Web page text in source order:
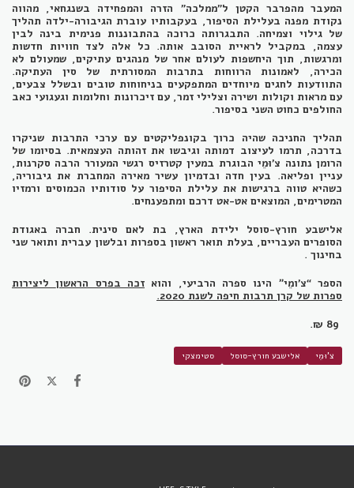
המעבר מהפרבר הקטן ל"ממלכה" הזרה והמפחידה בשנגחאי, מהווה
נקודת מפנה בעלילת הסיפור, בעקבותיו עוברת הגיבורה-ילדה תהליך
של גילוי וצמיחה. התבגרותה כרוכה בהתבוננות פנימית בינה לבין
עצמה, במקביל לראיית הסובב אותה. כל אלה לצד חוויות חדשות
ומרגשות, תוך היחשפות לעולם אחר של מנהגים עתיקים, שמעולם לא
הכירה, לאמונות הרווחות בתרבות המסורתית של סין העתיקה.
התוודעות לחגים מיוחדים המתפקעים בניחוחות טובים ובשלל צבעים,
עם מראות וקולות ושירה וצלילי זמר, עם זיכרונות וחלומות וגעגועי כאב
החולפים כחוט השני בסיפור.
תהליך החניכה שהיה כרוך בקונפליקטים עם ערכי התרבות שניקרו
בדרכה, תרמו לעיצוב דמותה וגיבשו את זהותה העצמאית. בסיומו של
הרומן נתונה צ'וּמֵי הבוגרת במעין קטרזיס רגשי המעורר הרבה סקרנות,
עניין ופליאה. בעין חדה ובדמיון עשיר מאירה המחברת את גיבוריה,
כשהיא טווה ברגישות את עלילת הסיפור על סודותיו הכמוסים ורמזיו
המטרימים, המוצאים אט-אט דרכם ומתפענחים.
אלישבע חורץ-סוסל ילידת הארץ, בת לאם סינית. חברה באגודת
הסופרים העבריים, בעלת תואר ראשון בספרות ובלשון עברית ותואר שני
בחינוך .
הספר “צ’ומֵי״ הינו ספרה הרביעי, והוא זכה בפרס הראשון ליצירות
ספרות של קרן תרבות חיפה לשנת 2020.
צ'וּמֵי אלישבע חורץ-סוסל סטימצקי